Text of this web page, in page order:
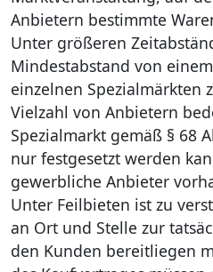
Anbietern bestimmte
Unter größeren
Mindestabstand von
einzelnen Spezialmärkten
Vielzahl von Anbietern
Spezialmarkt gemäß § 68
nur festgesetzt werden
gewerbliche Anbieter
Unter Feilbieten ist zu
an Ort und Stelle zur
den Kunden bereitliegen